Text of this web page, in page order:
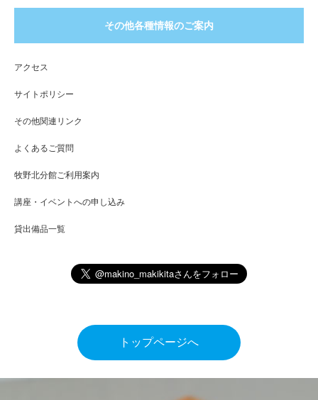
その他各種情報のご案内
アクセス
サイトポリシー
その他関連リンク
よくあるご質問
牧野北分館ご利用案内
講座・イベントへの申し込み
貸出備品一覧
トップページへ